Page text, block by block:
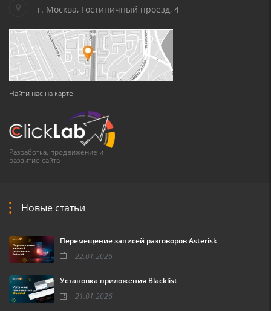
г. Москва, Гостиничный проезд, 4
Найти нас на карте
Разработка, продвижение и
развитие сайта
Новые статьи
Перемещение записей разговоров Asterisk
22.01.2026
Установка приложения Blacklist
21.01.2026